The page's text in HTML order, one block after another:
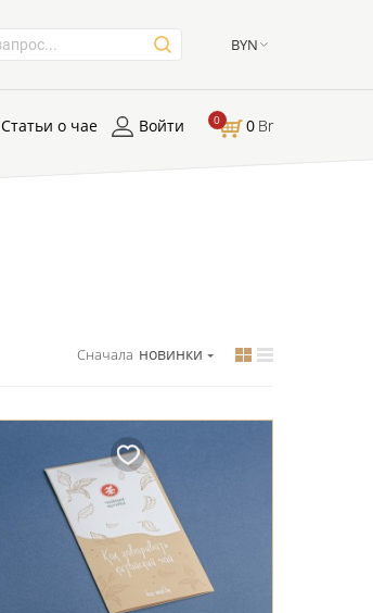
BYN
Статьи о чае Войти 0 0 Br
Сначала новинки